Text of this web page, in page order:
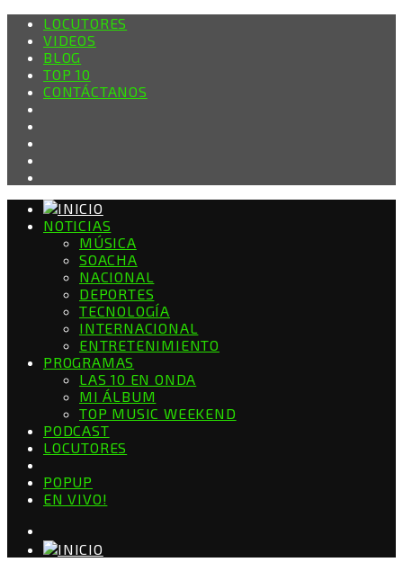
LOCUTORES
VIDEOS
BLOG
TOP 10
CONTÁCTANOS
NOTICIAS
MÚSICA
SOACHA
NACIONAL
DEPORTES
TECNOLOGÍA
INTERNACIONAL
ENTRETENIMIENTO
PROGRAMAS
LAS 10 EN ONDA
MI ÁLBUM
TOP MUSIC WEEKEND
PODCAST
LOCUTORES
POPUP
EN VIVO!